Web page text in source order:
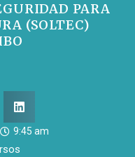
PARA
(SOLTEC)
9:45 am